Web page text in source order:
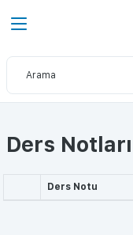
Ders Notları
Ders Notu